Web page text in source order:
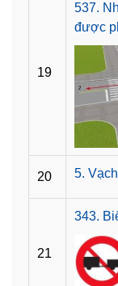
19
537.
được
20 5.
21
343.